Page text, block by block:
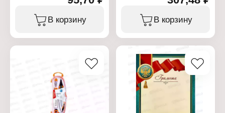
Тип товара: Готовальня
Количество предметов: 5
предметов
Упаковка: пластиковый
В корзину
рейсфедерной вставки,
рейсфедерная вставка,
Характеристики:
Бренд: ArtSpace
Артикул: 227868
Тип товара: Готовальня
Количество предметов: 7
В корзину